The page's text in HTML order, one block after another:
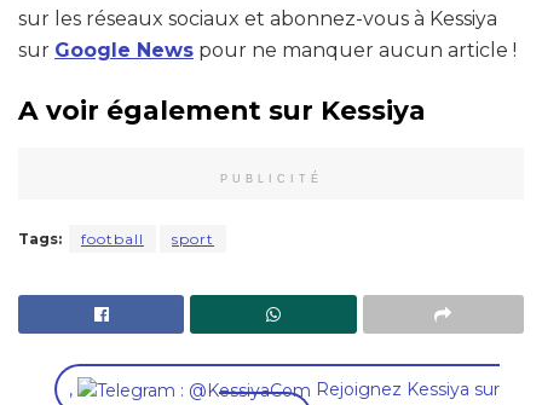
sur les réseaux sociaux et abonnez-vous à Kessiya
sur Google News pour ne manquer aucun article !
A voir également sur Kessiya
PUBLICITÉ
Tags: football sport
,
Rejoignez Kessiya sur